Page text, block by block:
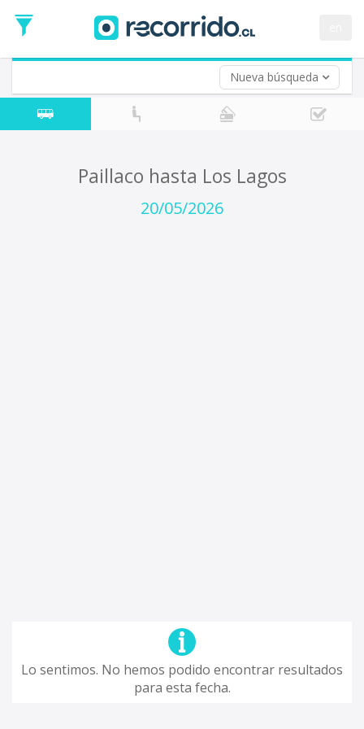
Nueva búsqueda
de
Ida
Vuelta (opcional)
Fecha
de
Paillaco hasta Los Lagos
20/05/2026
Lo sentimos. No hemos podido encontrar resultados
para esta fecha.